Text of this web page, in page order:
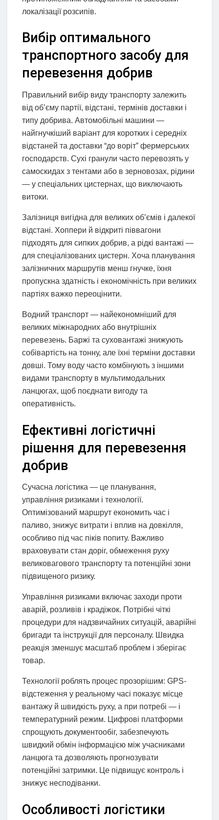
локалізації розсипів.
Вибір оптимального
транспортного засобу для
перевезення добрив
Правильний вибір виду транспорту залежить
від об’єму партії, відстані, термінів доставки і
типу добрива. Автомобільні машини —
найгнучкіший варіант для коротких і середніх
відстаней та доставки “до воріт” фермерських
господарств. Сухі гранули часто перевозять у
самоскидах з тентами або в зерновозах, рідини
— у спеціальних цистернах, що виключають
витоки.
Залізниця вигідна для великих об’ємів і далекої
відстані. Хоппери й відкриті піввагони
підходять для сипких добрив, а рідкі вантажі —
для спеціалізованих цистерн. Хоча планування
залізничних маршрутів менш гнучке, їхня
пропускна здатність і економічність при великих
партіях важко переоцінити.
Водний транспорт — найекономніший для
великих міжнародних або внутрішніх
перевезень. Баржі та суховантажі знижують
собівартість на тонну, але їхні терміни доставки
довші. Тому воду часто комбінують з іншими
видами транспорту в мультимодальних
ланцюгах, щоб поєднати вигоду та
оперативність.
Ефективні логістичні
рішення для перевезення
добрив
Сучасна логістика — це планування,
управління ризиками і технології.
Оптимізований маршрут економить час і
паливо, знижує витрати і вплив на довкілля,
особливо під час піків попиту. Важливо
враховувати стан доріг, обмеження руху
великовагового транспорту та потенційні зони
підвищеного ризику.
Управління ризиками включає заходи проти
аварій, розливів і крадіжок. Потрібні чіткі
процедури для надзвичайних ситуацій, аварійні
бригади та інструкції для персоналу. Швидка
реакція зменшує масштаб проблем і зберігає
товар.
Технології роблять процес прозорішим: GPS-
відстеження у реальному часі показує місце
вантажу й швидкість руху, а при потребі — і
температурний режим. Цифрові платформи
спрощують документообіг, забезпечують
швидкий обмін інформацією між учасниками
ланцюга та дозволяють прогнозувати
потенційні затримки. Це підвищує контроль і
знижує несподіванки.
Особливості логістики